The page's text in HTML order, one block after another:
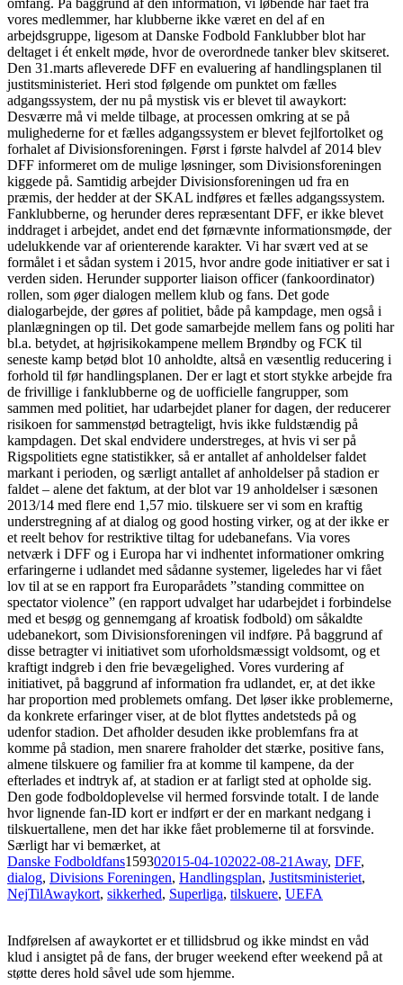
vores medlemmer, har klubberne ikke været en del af en
arbejdsgruppe, ligesom at Danske Fodbold Fanklubber blot har
deltaget i ét enkelt møde, hvor de overordnede tanker blev skitseret.
Den 31.marts afleverede DFF en evaluering af handlingsplanen til
justitsministeriet. Heri stod følgende om punktet om fælles
adgangssystem, der nu på mystisk vis er blevet til awaykort:
Desværre må vi melde tilbage, at processen omkring at se på
mulighederne for et fælles adgangssystem er blevet fejlfortolket og
forhalet af Divisionsforeningen. Først i første halvdel af 2014 blev
DFF informeret om de mulige løsninger, som Divisionsforeningen
kiggede på. Samtidig arbejder Divisionsforeningen ud fra en
præmis, der hedder at der SKAL indføres et fælles adgangssystem.
Fanklubberne, og herunder deres repræsentant DFF, er ikke blevet
inddraget i arbejdet, andet end det førnævnte informationsmøde, der
udelukkende var af orienterende karakter. Vi har svært ved at se
formålet i et sådan system i 2015, hvor andre gode initiativer er sat i
verden siden. Herunder supporter liaison officer (fankoordinator)
rollen, som øger dialogen mellem klub og fans. Det gode
dialogarbejde, der gøres af politiet, både på kampdage, men også i
planlægningen op til. Det gode samarbejde mellem fans og politi har
bl.a. betydet, at højrisikokampene mellem Brøndby og FCK til
seneste kamp betød blot 10 anholdte, altså en væsentlig reducering i
forhold til før handlingsplanen. Der er lagt et stort stykke arbejde fra
de frivillige i fanklubberne og de uofficielle fangrupper, som
sammen med politiet, har udarbejdet planer for dagen, der reducerer
risikoen for sammenstød betragteligt, hvis ikke fuldstændig på
kampdagen. Det skal endvidere understreges, at hvis vi ser på
Rigspolitiets egne statistikker, så er antallet af anholdelser faldet
markant i perioden, og særligt antallet af anholdelser på stadion er
faldet – alene det faktum, at der blot var 19 anholdelser i sæsonen
2013/14 med flere end 1,57 mio. tilskuere ser vi som en kraftig
understregning af at dialog og good hosting virker, og at der ikke er
et reelt behov for restriktive tiltag for udebanefans. Via vores
netværk i DFF og i Europa har vi indhentet informationer omkring
erfaringerne i udlandet med sådanne systemer, ligeledes har vi fået
lov til at se en rapport fra Europarådets ”standing committee on
spectator violence” (en rapport udvalget har udarbejdet i forbindelse
med et besøg og gennemgang af kroatisk fodbold) om såkaldte
udebanekort, som Divisionsforeningen vil indføre. På baggrund af
disse betragter vi initiativet som uforholdsmæssigt voldsomt, og et
kraftigt indgreb i den frie bevægelighed. Vores vurdering af
initiativet, på baggrund af information fra udlandet, er, at det ikke
har proportion med problemets omfang. Det løser ikke problemerne,
da konkrete erfaringer viser, at de blot flyttes andetsteds på og
udenfor stadion. Det afholder desuden ikke problemfans fra at
komme på stadion, men snarere fraholder det stærke, positive fans,
almene tilskuere og familier fra at komme til kampene, da der
efterlades et indtryk af, at stadion er at farligt sted at opholde sig.
Den gode fodboldoplevelse vil hermed forsvinde totalt. I de lande
hvor lignende fan-ID kort er indført er der en markant nedgang i
tilskuertallene, men det har ikke fået problemerne til at forsvinde.
Særligt har vi bemærket, at
Danske Fodboldfans159302015-04-102022-08-21 Away, DFF,
dialog, Divisions Foreningen, Handlingsplan, Justitsministeriet,
NejTilAwaykort, sikkerhed, Superliga, tilskuere, UEFA
Indførelsen af awaykortet er et tillidsbrud og ikke mindst en våd
klud i ansigtet på de fans, der bruger weekend efter weekend på at
støtte deres hold såvel ude som hjemme.